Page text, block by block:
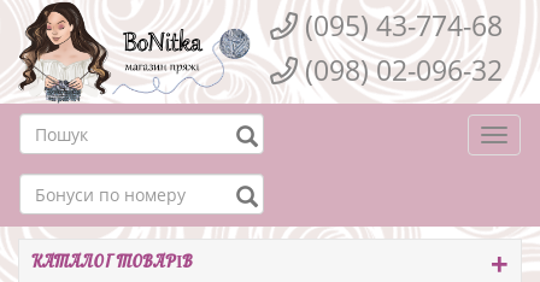
(095) 43-774-68
(098) 02-096-32
КАТАЛОГ ТОВАРІВ